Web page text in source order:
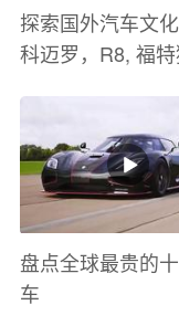
探索国外汽车文
科迈罗，R8, 福
盘点全球最贵的
车